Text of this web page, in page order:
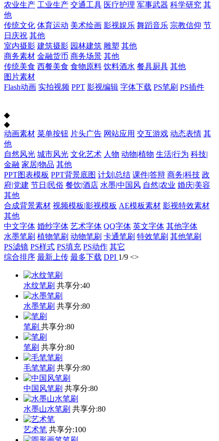
农业生产 工业生产 交通工具 医疗护理 军事武器 科学研究 其
他
传统文化 体育运动 美术绘画 影视娱乐 舞蹈音乐 宗教信仰 节
日庆祝 其他
室内摄影 建筑摄影 园林建筑 雕塑 其他
商务素材 金融货币 商务场景 其他
传统美食 西餐美食 食物原料 饮料酒水 餐具厨具 其他
图片素材
Flash动画 实拍视频 PPT 影视编辑 字体下载 PS笔刷 PS插件
◆
◆
动画素材 菜单按钮 片头广告 网站应用 交互游戏 动态表情 其
他
自然风光 城市风光 文化艺术 人物 动物|植物 生活|行为 科技|
金融 家居|物品 其他
PPT图表模板 PPT背景底图 计划|总结 课件|答辩 商务|科技 政
府|党建 节日|民俗 餐饮|酒店 水墨|中国风 自然|农业 婚庆|美容
其他
合成背景素材 视频模板|影视模板 AE模板素材 影视特效素材
其他
中文字体 婚纱字体 艺术字体 QQ字体 英文字体 其他字体
水墨笔刷 植物笔刷 动物笔刷 卡通笔刷 特效笔刷 其他笔刷
PS滤镜 PS样式 PS填充 PS动作 其它
综合排序 最新上传 最多下载 DPI 1/9 <>
水纹笔刷 共享分:40
水墨笔刷 共享分:80
笔刷 共享分:80
笔刷 共享分:80
毛笔笔刷 共享分:80
中国风笔刷 共享分:80
水墨山水笔刷 共享分:80
艺术笔 共享分:100